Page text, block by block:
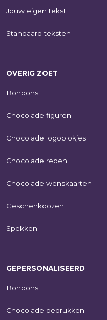
Jouw eigen tekst
Standaard teksten
OVERIG ZOET
Bonbons
Chocolade figuren
Chocolade logoblokjes
Chocolade repen
Chocolade wenskaarten
Geschenkdozen
Spekken
GEPERSONALISEERD
Bonbons
Chocolade bedrukken